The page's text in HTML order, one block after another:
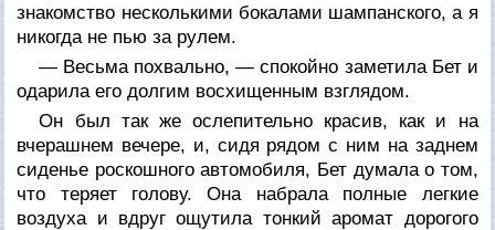
знакомство несколькими бокалами шампанского, а я
никогда не пью за рулем.
— Весьма похвально, — спокойно заметила Бет и
одарила его долгим восхищенным взглядом.
Он был так же ослепительно красив, как и на
вчерашнем вечере, и, сидя рядом с ним на заднем
сиденье роскошного автомобиля, Бет думала о том,
что теряет голову. Она набрала полные легкие
воздуха и вдруг ощутила тонкий аромат дорогого